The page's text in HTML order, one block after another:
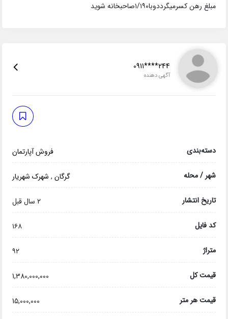
مبلغ رهن کسرمیگرددوبا۱/۱۹۰صاحبخانه شوید
0911****244
آگهی دهنده
دسته‌بندی فروش آپارتمان
شهر / محله گرگان, شهرک شهریار
تاریخ انتشار 2 سال قبل
کد فایل ۱۶۸
متراژ ۹۲
قیمت کل 1,380,000,000
قیمت هر متر 15,000,000